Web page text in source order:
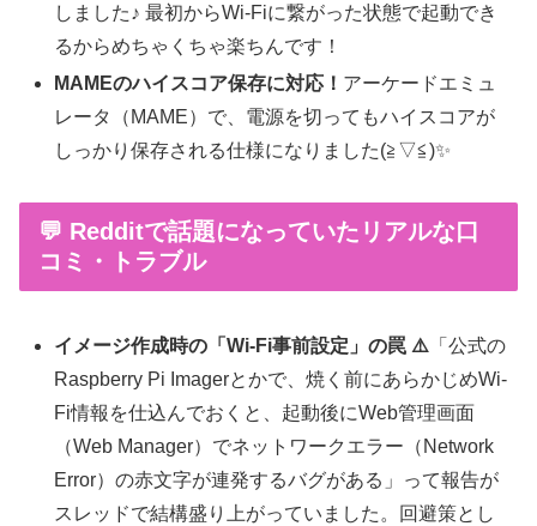
しました♪ 最初からWi-Fiに繋がった状態で起動でき
るからめちゃくちゃ楽ちんです！
MAMEのハイスコア保存に対応！ アーケードエミュ
レータ（MAME）で、電源を切ってもハイスコアが
しっかり保存される仕様になりました(≧▽≦)✨
💬 Redditで話題になっていたリアルな口
コミ・トラブル
イメージ作成時の「Wi-Fi事前設定」の罠 ⚠️ 「公式の
Raspberry Pi Imagerとかで、焼く前にあらかじめWi-
Fi情報を仕込んでおくと、起動後にWeb管理画面
（Web Manager）でネットワークエラー（Network
Error）の赤文字が連発するバグがある」って報告が
スレッドで結構盛り上がっていました。回避策とし